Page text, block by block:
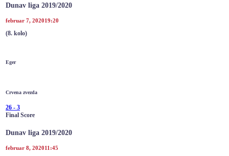
Dunav liga 2019/2020
februar 7, 202019:20
(8. kolo)
Eger
Crvena zvezda
26 - 3
Final Score
Dunav liga 2019/2020
februar 8, 202011:45